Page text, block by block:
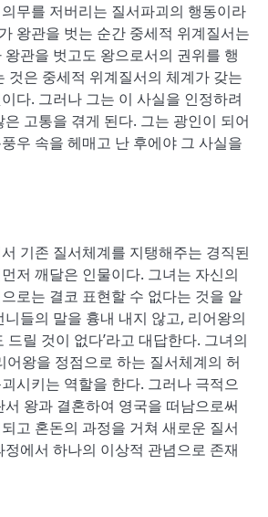
무를 저버리는 질서파괴의 행동이라
왕관을 벗는 순간 중세적 위계질서는
관을 벗고도 왕으로서의 권위를 행
것은 중세적 위계질서의 체계가 갖는
다. 그러나 그는 이 사실을 인정하려
고통을 겪게 된다. 그는 광인이 되어
우 속을 헤매고 난 후에야 그 사실을
기존 질서체계를 지탱해주는 경직된
저 깨달은 인물이다. 그녀는 자신의
로는 결코 표현할 수 없다는 것을 알
들의 말을 흉내 내지 않고, 리어왕의
드릴 것이 없다’라고 대답한다. 그녀의
어왕을 정점으로 하는 질서체계의 허
시키는 역할을 한다. 그러나 극적으
왕과 결혼하여 영국을 떠남으로써
고 혼돈의 과정을 거쳐 새로운 질서
에서 하나의 이상적 관념으로 존재